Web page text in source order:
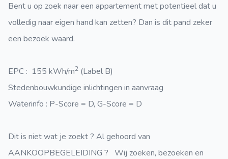
Bent u op zoek naar een appartement met potentieel dat u
volledig naar eigen hand kan zetten? Dan is dit pand zeker
een bezoek waard.
EPC : 155 kWh/m2 (Label B)
Stedenbouwkundige inlichtingen in aanvraag
Waterinfo : P-Score = D, G-Score = D
Dit is niet wat je zoekt ? Al gehoord van
AANKOOPBEGELEIDING ? Wij zoeken, bezoeken en